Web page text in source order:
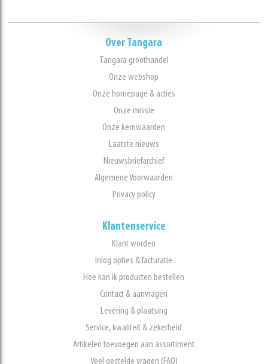
Over Tangara
Tangara groothandel
Onze webshop
Onze homepage & acties
Onze missie
Onze kernwaarden
Laatste nieuws
Nieuwsbriefarchief
Algemene Voorwaarden
Privacy policy
Klantenservice
Klant worden
Inlog opties & facturatie
Hoe kan ik producten bestellen
Contact & aanvragen
Levering & plaatsing
Service, kwaliteit & zekerheid
Artikelen toevoegen aan assortiment
Veel gestelde vragen (FAQ)